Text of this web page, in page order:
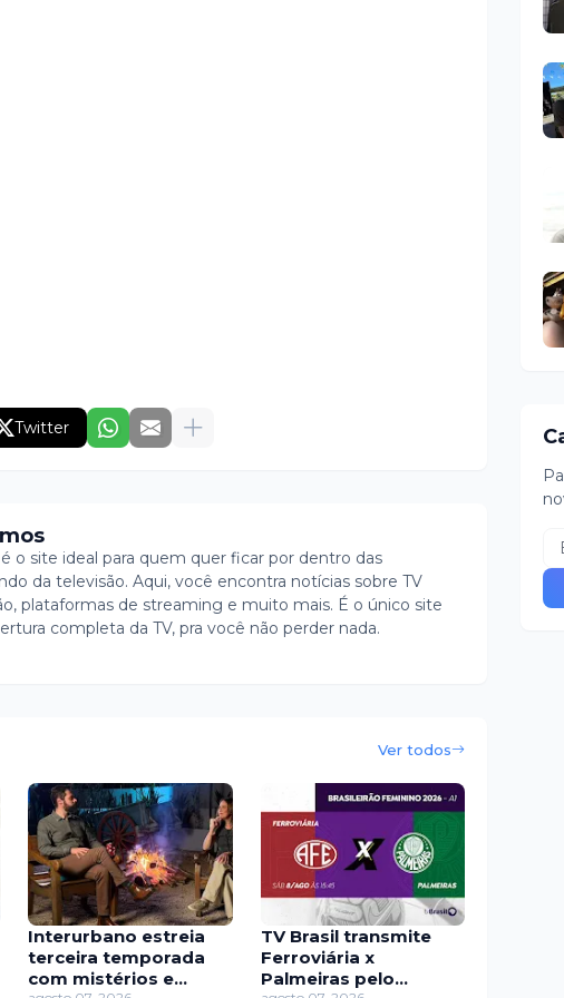
Twitter
o site ideal para quem quer ficar por dentro das
da televisão. Aqui, você encontra notícias sobre TV
plataformas de streaming e muito mais. É o único site
completa da TV, pra você não perder nada.
Ver todos
Interurbano estreia
terceira temporada
com mistérios e
TV Brasil transmite
Ferroviária x
Palmeiras pelo